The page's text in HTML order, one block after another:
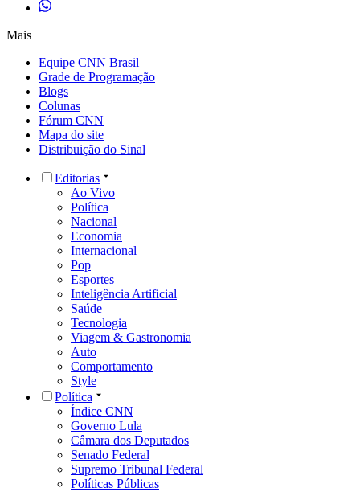
Mais
Equipe CNN Brasil
Grade de Programação
Blogs
Colunas
Fórum CNN
Mapa do site
Distribuição do Sinal
Editorias
Ao Vivo
Política
Nacional
Economia
Internacional
Pop
Esportes
Inteligência Artificial
Saúde
Tecnologia
Viagem & Gastronomia
Auto
Comportamento
Style
Política
Índice CNN
Governo Lula
Câmara dos Deputados
Senado Federal
Supremo Tribunal Federal
Políticas Públicas